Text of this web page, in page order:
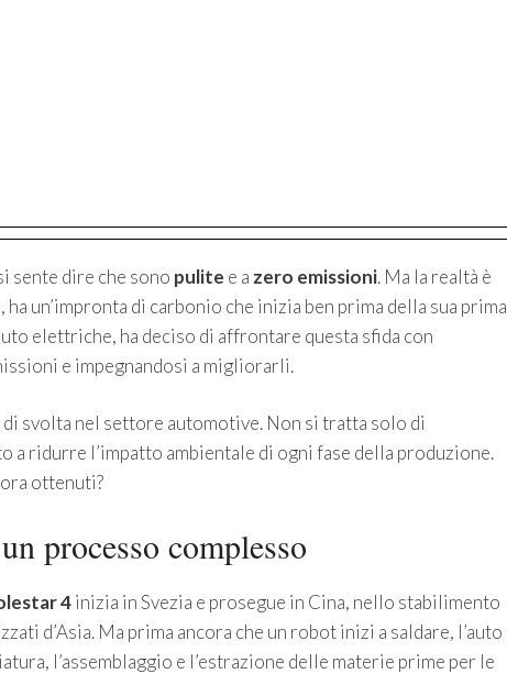
sente dire che sono pulite e a zero emissioni. Ma la realtà è
un’impronta di carbonio che inizia ben prima della sua prima
elettriche, ha deciso di affrontare questa sfida con
e impegnandosi a migliorarli.
svolta nel settore automotive. Non si tratta solo di
a ridurre l’impatto ambientale di ogni fase della produzione.
ottenuti?
processo complesso
4inizia in Svezia e prosegue in Cina, nello stabilimento
d’Asia. Ma prima ancora che un robot inizi a saldare, l’auto
l’assemblaggio e l’estrazione delle materie prime per le